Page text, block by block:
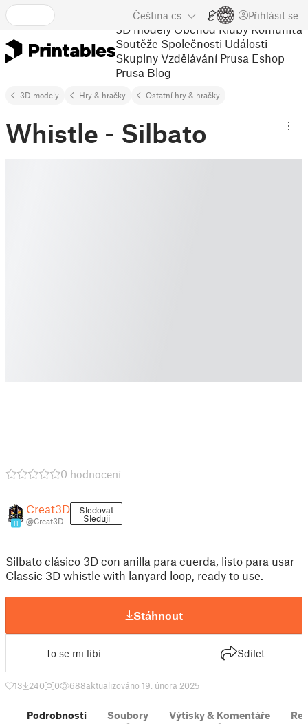
Čeština cs Přihlásit se
3D modely Obchod Kluby Komunita
Soutěže Společnosti Události
Skupiny Vzdělávání Prusa Eshop
Prusa Blog
3D modely Hry & hračky Ostatní hry & hračky
Whistle - Silbato
0 hodnocení
11
Creat3D
@Creat3D
Sledovat
Sleduji
Silbato clásico 3D con anilla para cuerda, listo para usar -
Classic 3D whistle with lanyard loop, ready to use.
Stáhnout
To se mi líbí Sdílet
13 240 0 688aktualizováno 19. února 2025
Podrobnosti Soubory Výtisky & Komentáře